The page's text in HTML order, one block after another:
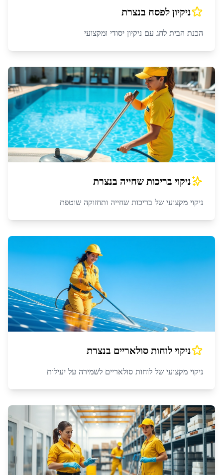
ניקיון לפסח בנצרת
הכנת הבית לחג עם ניקיון יסודי ומקצועי
ניקוי בריכות שחייה בנצרת
ניקוי מקצועי של בריכות שחייה ותחזוקה שוטפת
ניקוי לוחות סולאריים בנצרת
ניקוי מקצועי של לוחות סולאריים לשמירה על יעילות